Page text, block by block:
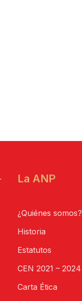
La ANP
¿Quiénes somos?
Historia
Estatutos
CEN 2021 – 2024
Carta Ética